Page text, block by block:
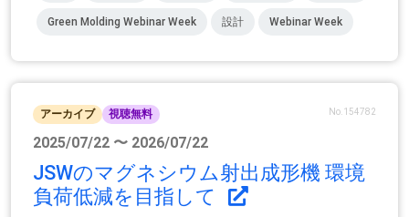
Green Molding Webinar Week 設計 Webinar Week
アーカイブ 視聴無料 No.154782
2025/07/22 〜 2026/07/22
JSWのマグネシウム射出成形機 環境
負荷低減を目指して